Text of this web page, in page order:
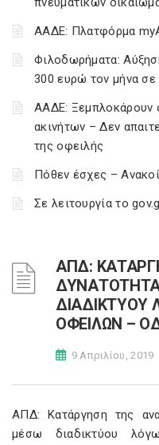
ΑΑΔΕ: Πλατφόρμα
Φιλοδωρήματα:
300 ευρώ τον μήνα
ΑΑΔΕ: Ξεμπλοκάρουν
ακινήτων – Δεν
της οφειλής
Πόθεν έσχες –
Σε λειτουργία το
ΑΠΔ:
ΔΙΑΔΙΚΤΥΟΥ
ΟΦΕΙΛΩΝ –
9 Απριλίου, 2019
ΑΠΔ: Κατάργηση της
μέσω διαδικτύου